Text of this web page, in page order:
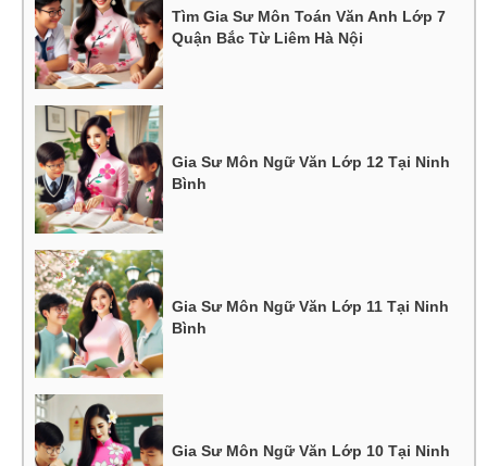
Tìm Gia Sư Môn Toán Văn Anh Lớp 7
Quận Bắc Từ Liêm Hà Nội
Gia Sư Môn Ngữ Văn Lớp 12 Tại Ninh
Bình
Gia Sư Môn Ngữ Văn Lớp 11 Tại Ninh
Bình
Gia Sư Môn Ngữ Văn Lớp 10 Tại Ninh